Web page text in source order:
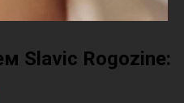
Slavic Rogozine: